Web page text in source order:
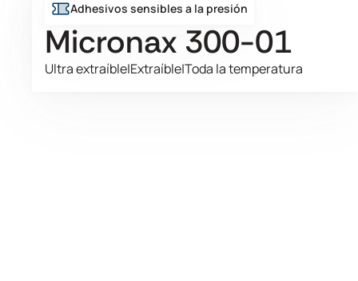
Adhesivos sensibles a la presión
Micronax 300-01
Ultra extraíble|Extraíble|Toda la temperatura